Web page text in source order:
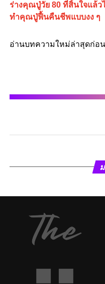
ร่างคุณปู่วัย 80 ที่สิ้นใจแล้ว
ทำคุณปู่ฟื้นคืนชีพแบบงง ๆ
อ่านบทความใหม่ล่าสุดก่อน